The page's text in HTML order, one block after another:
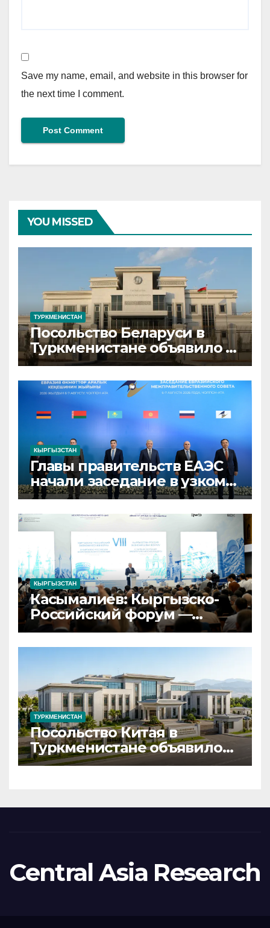
Save my name, email, and website in this browser for
the next time I comment.
YOU MISSED
ТУРКМЕНИСТАН
Посольство Беларуси в
Туркменистане объявило о
переходе на систему
«электронной очереди»
КЫРГЫЗСТАН
Главы правительств ЕАЭС
начали заседание в узком
составе в Кыргызстане
КЫРГЫЗСТАН
Касымалиев: Кыргызско-
Российский форум —
площадка для запуска
совместных проектов
ТУРКМЕНИСТАН
Посольство Китая в
Туркменистане объявило
набор сотрудников на
Central Asia Research